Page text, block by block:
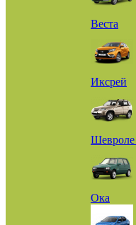
Веста
Иксрей
Шевроле
Ока